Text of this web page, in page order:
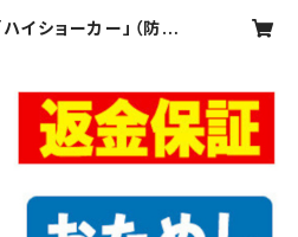
イショーカー」（防炎
防炎試験性能適合